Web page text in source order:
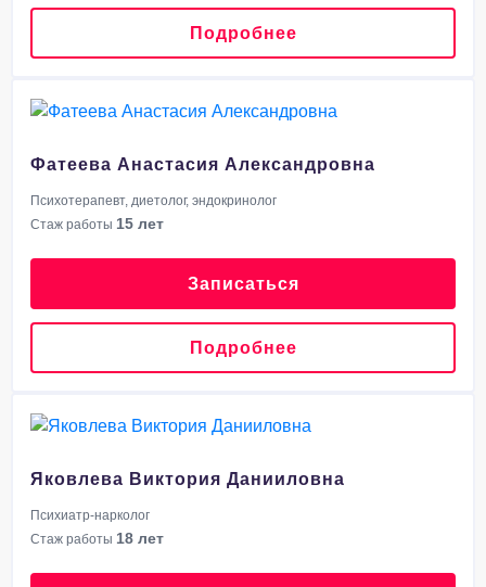
Подробнее
Фатеева Анастасия Александровна
Психотерапевт, диетолог, эндокринолог
Стаж работы 15 лет
Записаться
Подробнее
Яковлева Виктория Данииловна
Психиатр-нарколог
Стаж работы 18 лет